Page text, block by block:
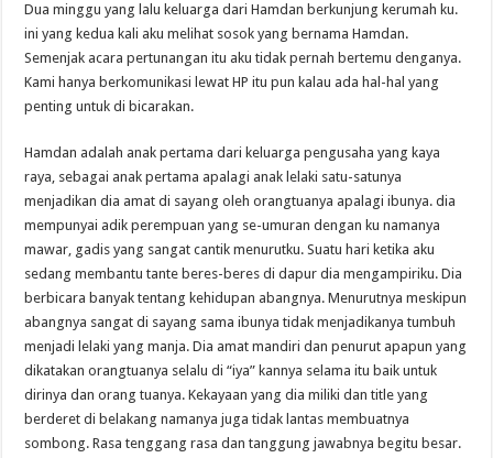
Dua minggu yang lalu keluarga dari Hamdan berkunjung kerumah ku.
ini yang kedua kali aku melihat sosok yang bernama Hamdan.
Semenjak acara pertunangan itu aku tidak pernah bertemu denganya.
Kami hanya berkomunikasi lewat HP itu pun kalau ada hal-hal yang
penting untuk di bicarakan.
Hamdan adalah anak pertama dari keluarga pengusaha yang kaya
raya, sebagai anak pertama apalagi anak lelaki satu-satunya
menjadikan dia amat di sayang oleh orangtuanya apalagi ibunya. dia
mempunyai adik perempuan yang se-umuran dengan ku namanya
mawar, gadis yang sangat cantik menurutku. Suatu hari ketika aku
sedang membantu tante beres-beres di dapur dia mengampiriku. Dia
berbicara banyak tentang kehidupan abangnya. Menurutnya meskipun
abangnya sangat di sayang sama ibunya tidak menjadikanya tumbuh
menjadi lelaki yang manja. Dia amat mandiri dan penurut apapun yang
dikatakan orangtuanya selalu di “iya” kannya selama itu baik untuk
dirinya dan orang tuanya. Kekayaan yang dia miliki dan title yang
berderet di belakang namanya juga tidak lantas membuatnya
sombong. Rasa tenggang rasa dan tanggung jawabnya begitu besar.